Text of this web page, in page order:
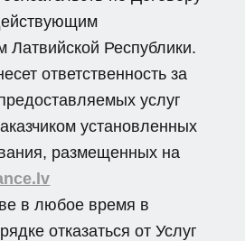
Латвийской Республики.
ответственность за
услуг
установленных
размещенных на
в любое время в
отказаться от Услуг